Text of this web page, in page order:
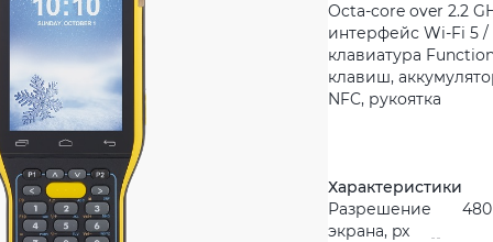
Octa-core over 2.2
интерфейс Wi-Fi 5 /
клавиатура
клавиш,
NFC, рукоятка
Характеристики
Разрешение
экрана, px